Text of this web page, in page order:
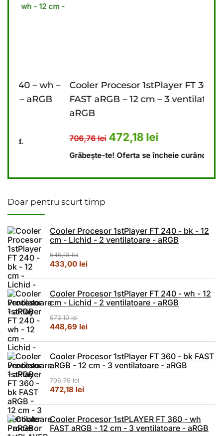
Cooler Procesor 1stPlayer FT 360 – bk
FAST aRGB – 12 cm – 3 ventilatoare –
706,76 Prețul inițial a fost: 706,76 lei.
472,18leiPrețul curent este:
Grăbește-te! Oferta se încheie curând.
Doar pentru scurt timp
Cooler Procesor 1stPlayer FT 240 - bk - 12
cm - Lichid - 2 ventilatoare - aRGB
646,18lei
Prețul inițial a fost: 646,18 lei.
433,00 leiPrețul curent este: 433,00 lei.
Cooler Procesor 1stPlayer FT 240 - wh - 12
cm - Lichid - 2 ventilatoare - aRGB
673,10lei
Prețul inițial a fost: 673,10 lei.
448,69 leiPrețul curent este: 448,69 lei.
Cooler Procesor 1stPlayer FT 360 - bk FAST
aRGB - 12 cm - 3 ventilatoare - aRGB
706,76lei
Prețul inițial a fost: 706,76 lei.
472,18 leiPrețul curent este: 472,18 lei.
Cooler Procesor 1stPLAYER FT 360 - wh
FAST aRGB - 12 cm - 3 ventilatoare - aRGB